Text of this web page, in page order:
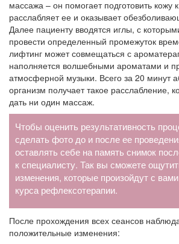
массажа – он помогает подготовить кожу
расслабляет ее и оказывает
Далее пациенту вводятся иглы, с
провести определенный промежуток
лифтинг может совмещаться с
наполняется волшебными ароматами и
атмосферной музыки. Всего за 20 минут
организм получает такое расслабление,
дать ни один массаж.
Чтобы оценить результативность
сделать фото до и после ее
оставлять себе на память снимок
к специалисту. Так вы сможете
изменения, которые произойдут с
курса рефлексотерапии.
После прохождения всех сеансов
положительные изменения: